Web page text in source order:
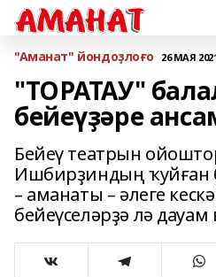
"Аманат" йондоҙлоғо 26 МАЯ
"ТОРАТАУ"
бейеүҙәре
Бейеү театрын
Ишбирҙиндың ҡуйған
– аманаты – әлеге
бейеүселәрҙә лә дауам